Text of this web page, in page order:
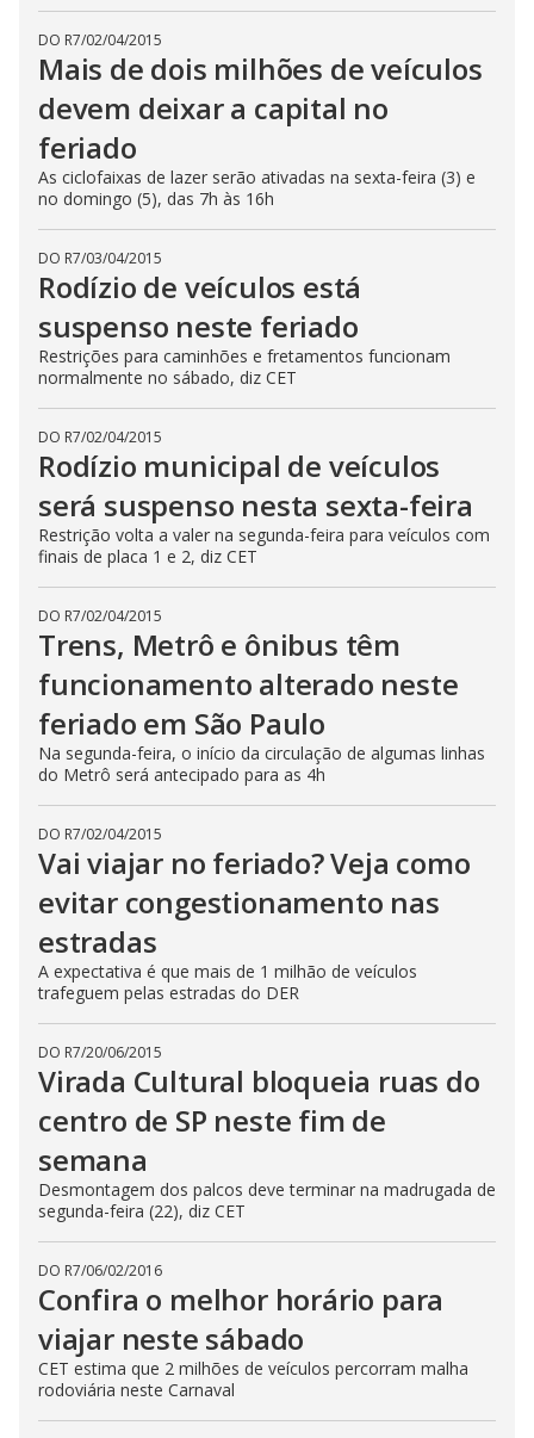
DO R7/02/04/2015
Mais de dois milhões de veículos
devem deixar a capital no
feriado
As ciclofaixas de lazer serão ativadas na sexta-feira (3) e
no domingo (5), das 7h às 16h
DO R7/03/04/2015
Rodízio de veículos está
suspenso neste feriado
Restrições para caminhões e fretamentos funcionam
normalmente no sábado, diz CET
DO R7/02/04/2015
Rodízio municipal de veículos
será suspenso nesta sexta-feira
Restrição volta a valer na segunda-feira para veículos com
finais de placa 1 e 2, diz CET
DO R7/02/04/2015
Trens, Metrô e ônibus têm
funcionamento alterado neste
feriado em São Paulo
Na segunda-feira, o início da circulação de algumas linhas
do Metrô será antecipado para as 4h
DO R7/02/04/2015
Vai viajar no feriado? Veja como
evitar congestionamento nas
estradas
A expectativa é que mais de 1 milhão de veículos
trafeguem pelas estradas do DER
DO R7/20/06/2015
Virada Cultural bloqueia ruas do
centro de SP neste fim de
semana
Desmontagem dos palcos deve terminar na madrugada de
segunda-feira (22), diz CET
DO R7/06/02/2016
Confira o melhor horário para
viajar neste sábado
CET estima que 2 milhões de veículos percorram malha
rodoviária neste Carnaval